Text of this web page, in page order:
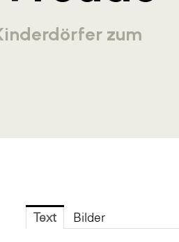
zum
Text Bilder